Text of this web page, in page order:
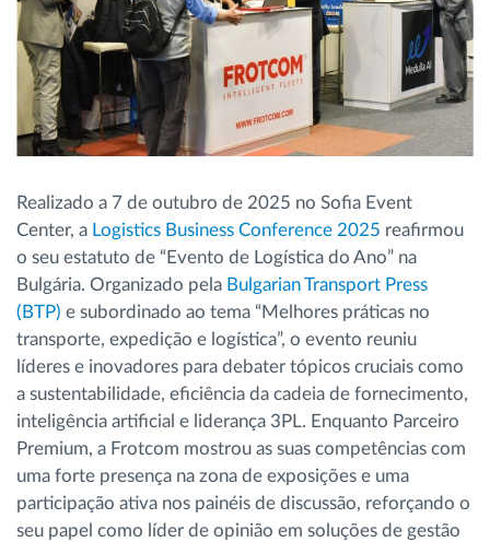
Ver todas as funcionalidades
Como resolvemos cada necessidade da
Calculadora de Benefícios
Realizado a 7 de outubro de 2025 no Sofia Event
Center, a Logistics Business Conference 2025 reafirmou
o seu estatuto de “Evento de Logística do Ano” na
Bulgária. Organizado pela Bulgarian Transport Press
(BTP) e subordinado ao tema “Melhores práticas no
transporte, expedição e logística”, o evento reuniu
líderes e inovadores para debater tópicos cruciais como
a sustentabilidade, eficiência da cadeia de fornecimento,
inteligência artificial e liderança 3PL. Enquanto Parceiro
Premium, a Frotcom mostrou as suas competências com
uma forte presença na zona de exposições e uma
participação ativa nos painéis de discussão, reforçando o
seu papel como líder de opinião em soluções de gestão